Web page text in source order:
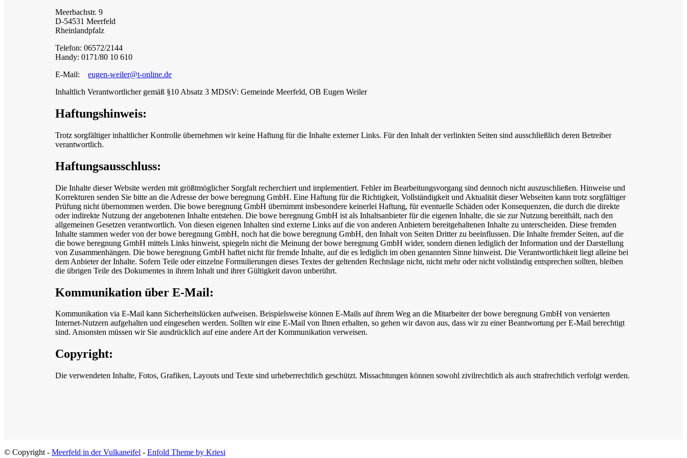
Meerbachstr. 9
D-54531 Meerfeld
Rheinlandpfalz
Telefon: 06572/2144
Handy: 0171/80 10 610
E-Mail: eugen-weiler@t-online.de
Inhaltlich Verantwortlicher gemäß §10 Absatz 3 MDStV: Gemeinde Meerfeld, OB Eugen Weiler
Haftungshinweis:
Trotz sorgfältiger inhaltlicher Kontrolle übernehmen wir keine Haftung für die Inhalte externer Links. Für den Inhalt der verlinkten Seiten sind ausschließlich deren Betreiber
verantwortlich.
Haftungsausschluss:
Die Inhalte dieser Website werden mit größtmöglicher Sorgfalt recherchiert und implementiert. Fehler im Bearbeitungsvorgang sind dennoch nicht auszuschließen. Hinweise und
Korrekturen senden Sie bitte an die Adresse der bowe beregnung GmbH. Eine Haftung für die Richtigkeit, Vollständigkeit und Aktualität dieser Webseiten kann trotz sorgfältiger
Prüfung nicht übernommen werden. Die bowe beregnung GmbH übernimmt insbesondere keinerlei Haftung, für eventuelle Schäden oder Konsequenzen, die durch die direkte
oder indirekte Nutzung der angebotenen Inhalte entstehen. Die bowe beregnung GmbH ist als Inhaltsanbieter für die eigenen Inhalte, die sie zur Nutzung bereithält, nach den
allgemeinen Gesetzen verantwortlich. Von diesen eigenen Inhalten sind externe Links auf die von anderen Anbietern bereitgehaltenen Inhalte zu unterscheiden. Diese fremden
Inhalte stammen weder von der bowe beregnung GmbH, noch hat die bowe beregnung GmbH, den Inhalt von Seiten Dritter zu beeinflussen. Die Inhalte fremder Seiten, auf die
die bowe beregnung GmbH mittels Links hinweist, spiegeln nicht die Meinung der bowe beregnung GmbH wider, sondern dienen lediglich der Information und der Darstellung
von Zusammenhängen. Die bowe beregnung GmbH haftet nicht für fremde Inhalte, auf die es lediglich im oben genannten Sinne hinweist. Die Verantwortlichkeit liegt alleine bei
dem Anbieter der Inhalte. Sofern Teile oder einzelne Formulierungen dieses Textes der geltenden Rechtslage nicht, nicht mehr oder nicht vollständig entsprechen sollten, bleiben
die übrigen Teile des Dokumentes in ihrem Inhalt und ihrer Gültigkeit davon unberührt.
Kommunikation über E-Mail:
Kommunikation via E-Mail kann Sicherheitslücken aufweisen. Beispielsweise können E-Mails auf ihrem Weg an die Mitarbeiter der bowe beregnung GmbH von versierten
Internet-Nutzern aufgehalten und eingesehen werden. Sollten wir eine E-Mail von Ihnen erhalten, so gehen wir davon aus, dass wir zu einer Beantwortung per E-Mail berechtigt
sind. Ansonsten müssen wir Sie ausdrücklich auf eine andere Art der Kommunikation verweisen.
Copyright:
Die verwendeten Inhalte, Fotos, Grafiken, Layouts und Texte sind urheberrechtlich geschützt. Missachtungen können sowohl zivilrechtlich als auch strafrechtlich verfolgt werden.
© Copyright - Meerfeld in der Vulkaneifel - Enfold Theme by Kriesi